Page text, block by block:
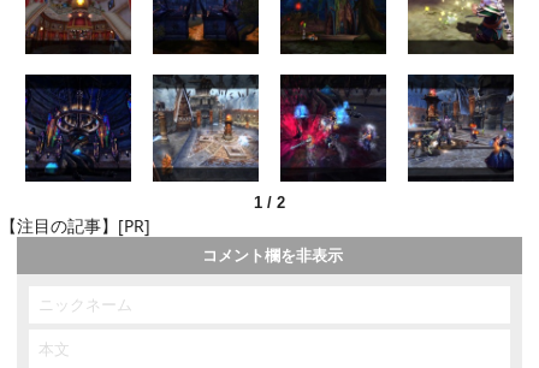
1 / 2
【注目の記事】[PR]
コメント欄を非表示